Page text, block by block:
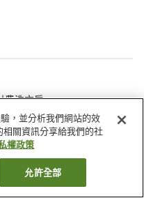
費洗衣房
牙哥飯店
，並分析我們網站的效
關資訊分享給我們的社
權政策
允許全部